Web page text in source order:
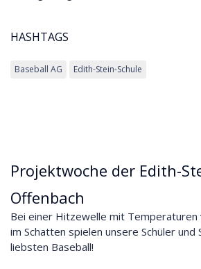
HASHTAGS
Baseball AG Edith-Stein-Schule
Projektwoche der Edith-
Offenbach
Bei einer Hitzewelle mit Temperaturen
im Schatten spielen unsere Schüler und
liebsten Baseball!